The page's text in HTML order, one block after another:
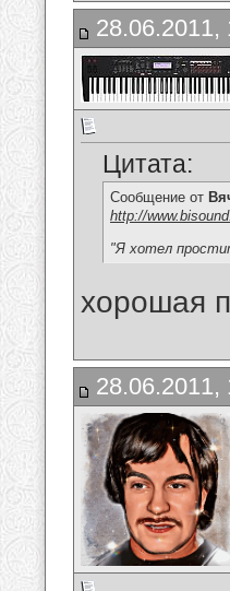
28.06.2011,
Цитата:
Сообщение от
http://
"Я хотел
хорошая
28.06.2011,